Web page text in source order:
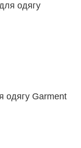
одягу
одягу Garment